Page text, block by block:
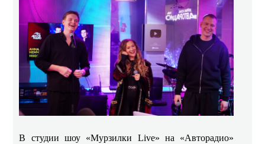
В студии шоу «Мурзилки Live» на «Авторадио»